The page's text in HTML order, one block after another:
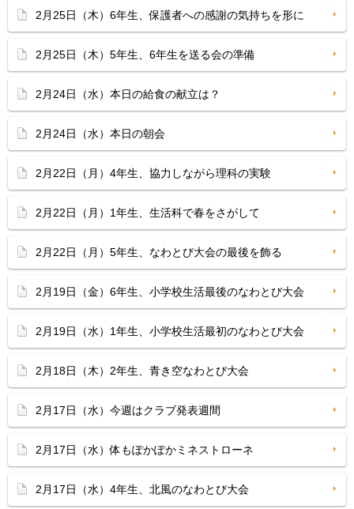
2月25日（木）6年生、保護者への感謝の気持ちを形に
2月25日（木）5年生、6年生を送る会の準備
2月24日（水）本日の給食の献立は？
2月24日（水）本日の朝会
2月22日（月）4年生、協力しながら理科の実験
2月22日（月）1年生、生活科で春をさがして
2月22日（月）5年生、なわとび大会の最後を飾る
2月19日（金）6年生、小学校生活最後のなわとび大会
2月19日（水）1年生、小学校生活最初のなわとび大会
2月18日（木）2年生、青き空なわとび大会
2月17日（水）今週はクラブ発表週間
2月17日（水）体もぽかぽかミネストローネ
2月17日（水）4年生、北風のなわとび大会